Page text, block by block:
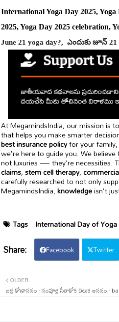
International Yoga Day 2025, Yoga
2025, Yoga Day 2025 celebration,
June 21 yoga day?, ఎందుకు జూన్
At MegamindsIndia, our mission is
that helps you make smarter
best insurance policyfor your family,
we're here to guide you. We believe
not luxuries — they're necessities.
claims,stem cell therapy,
carefully researched to not only
MegamindsIndia,knowledgeisn't
Tags International Day of
Facebook Twitter
OLDER
బద్ధ కోణాసనం - సంపూర్ణ సీతాకోక చిలుక ఆసనం -